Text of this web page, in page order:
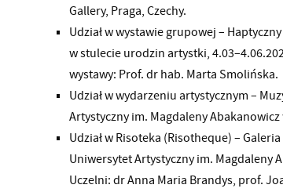
Gallery, Praga, Czechy.
Udział w wystawie grupowej –
w stulecie urodzin artystki,
wystawy: Prof. dr hab. Marta Smolińska.
Udział w wydarzeniu artystycznym –
Artystyczny im. Magdaleny
Udział w Risoteka (Risotheque) –
Uniwersytet Artystyczny im. Magdaleny
Uczelni: dr Anna Maria Brandys, prof.